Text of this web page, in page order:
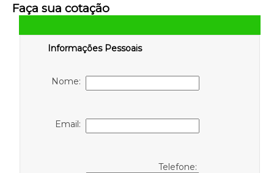
Faça sua cotação
Informações Pessoais
Nome:
Email:
Telefone: